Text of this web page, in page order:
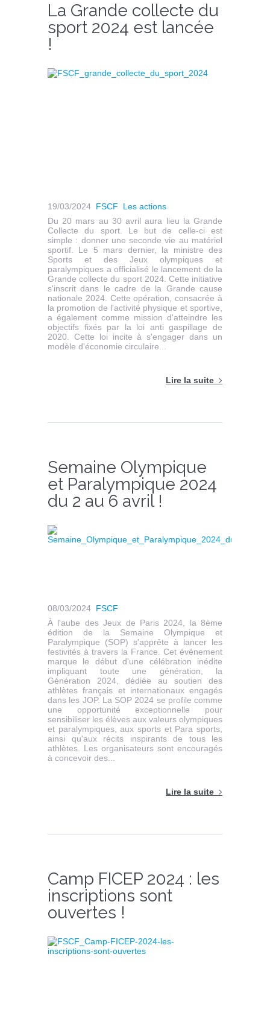
La Grande collecte du
sport 2024 est lancée
!
19/03/2024 FSCF
Les actions
Du 20 mars au 30 avril aura lieu la Grande
Collecte du sport. Le but de celle-ci est
simple : donner une seconde vie au matériel
sportif. Le 5 mars dernier, la ministre des
Sports et des Jeux olympiques et
paralympiques a officialisé le lancement de la
Grande collecte du sport 2024. Cette initiative
s'inscrit dans le cadre de la Grande cause
nationale 2024. Cette opération, consacrée à
la promotion de l'activité physique et sportive,
a également comme mission d'atteindre les
objectifs fixés par la loi anti gaspillage de
2020. Cette loi incite à s'engager dans un
modèle d'économie circulaire...
Lire la suite
Semaine Olympique
et Paralympique 2024
du 2 au 6 avril !
08/03/2024 FSCF
À l'aube des Jeux de Paris 2024, la 8ème
édition de la Semaine Olympique et
Paralympique (SOP) s'apprête à lancer les
festivités à travers la France. Cet événement
marque le début d'une célébration inédite
impliquant toute une génération, la
Génération 2024, dédiée au soutien des
athlètes français et internationaux engagés
dans les JOP. La SOP 2024 se profile comme
une opportunité exceptionnelle pour
sensibiliser les élèves aux valeurs olympiques
et paralympiques, aux sports et Para sports,
ainsi qu'aux récits inspirants de tous les
athlètes. Les organisateurs sont encouragés
à concevoir des...
Lire la suite
Camp FICEP 2024 : les
inscriptions sont
ouvertes !